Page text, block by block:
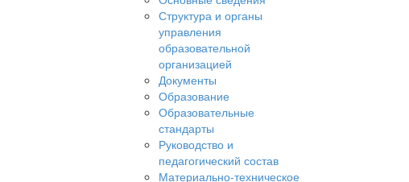
Структура и органы
управления
образовательной
организацией
Документы
Образование
Образовательные
стандарты
Руководство и
педагогический состав
Материально-техническое